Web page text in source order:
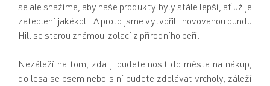
se ale snažíme, aby naše produkty byly stále lepší, ať už je
zateplení jakékoli. A proto jsme vytvořili inovovanou bundu
Hill se starou známou izolací z přírodního peří.
Nezáleží na tom, zda ji budete nosit do města na nákup,
do lesa se psem nebo s ní budete zdolávat vrcholy, záleží